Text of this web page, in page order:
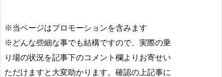
※当ページはプロモーションを含みます
※どんな些細な事でも結構ですので、実際の乗
り場の状況を記事下のコメント欄よりお寄せい
ただけますと大変助かります。確認の上記事に